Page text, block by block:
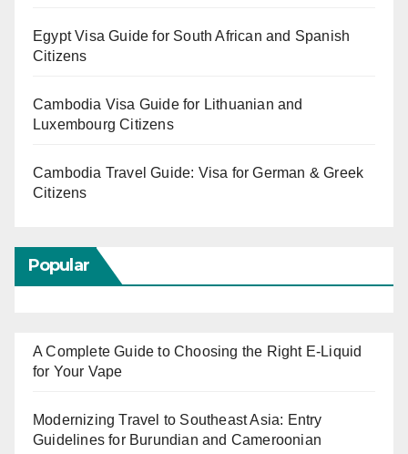
Egypt Visa Guide for South African and Spanish
Citizens
Cambodia Visa Guide for Lithuanian and
Luxembourg Citizens
Cambodia Travel Guide: Visa for German & Greek
Citizens
Popular
A Complete Guide to Choosing the Right E-Liquid
for Your Vape
Modernizing Travel to Southeast Asia: Entry
Guidelines for Burundian and Cameroonian